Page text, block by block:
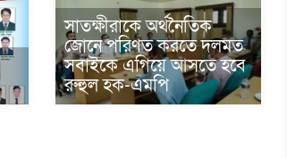
সাতক্ষীরাকে অর্থনৈতিক
জোনে পরিণত করতে দলমত
সবাইকে এগিয়ে আসতে হবে
রুহুল হক-এমপি